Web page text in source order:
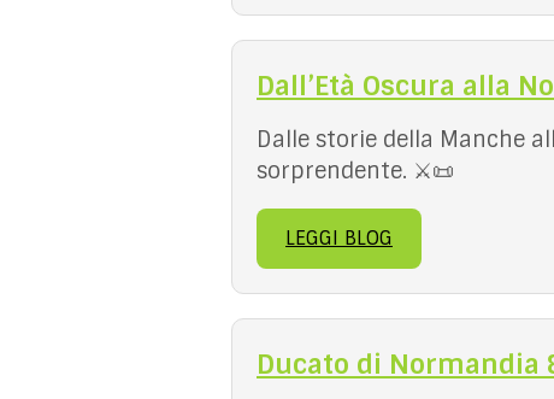
Dall’Età Oscura alla
Dalle storie della Manche
sorprendente. ⚔️📜
LEGGI BLOG
Ducato di Normandia